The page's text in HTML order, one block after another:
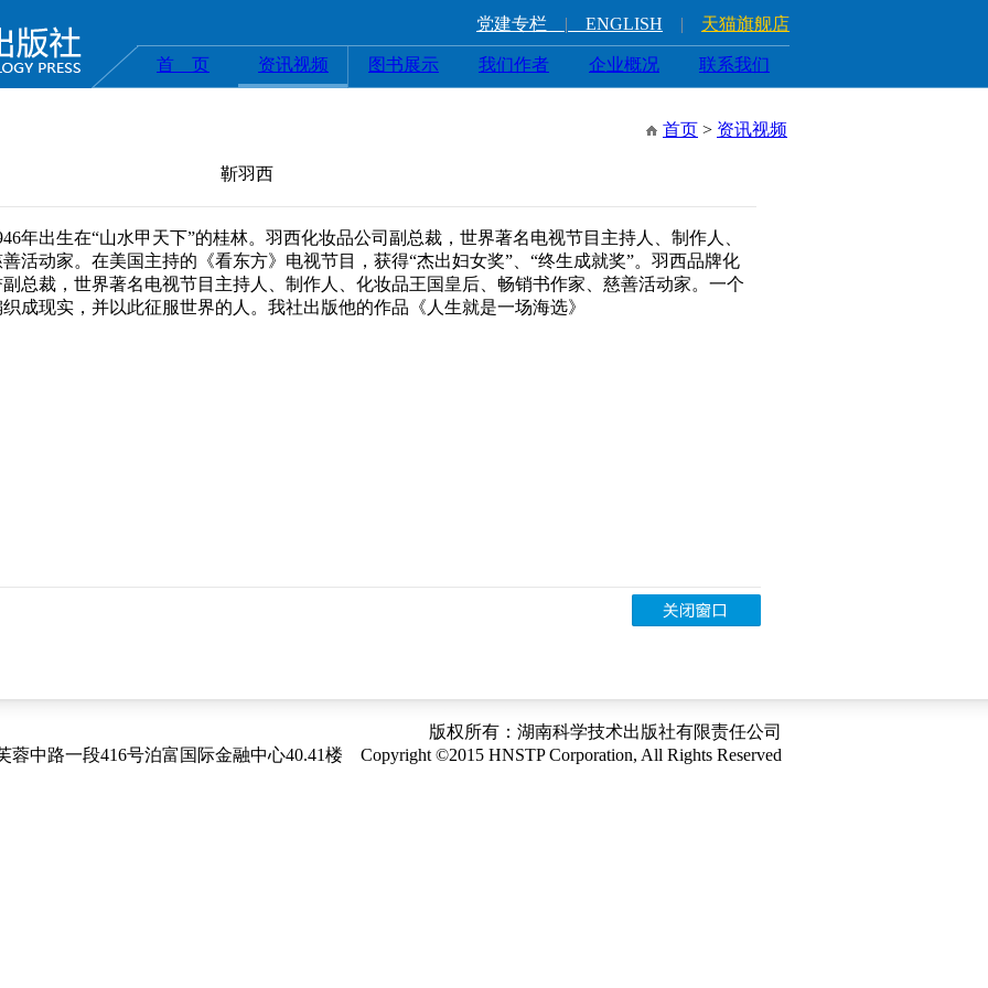
党建专栏 | ENGLISH | 天猫旗舰店
首 页 资讯视频 图书展示 我们作者 企业概况 联系我们
首页 > 资讯视频
靳羽西
年出生在“山水甲天下”的桂林。羽西化妆品公司副总裁，世界著名电视节目主持人、制作人、
活动家。在美国主持的《看东方》电视节目，获得“杰出妇女奖”、“终生成就奖”。羽西品牌化
总裁，世界著名电视节目主持人、制作人、化妆品王国皇后、畅销书作家、慈善活动家。一个
成现实，并以此征服世界的人。我社出版他的作品《人生就是一场海选》
版权所有：湖南科学技术出版社有限责任公司
中路一段416号泊富国际金融中心40.41楼 Copyright ©2015 HNSTP Corporation, All Rights Reserved